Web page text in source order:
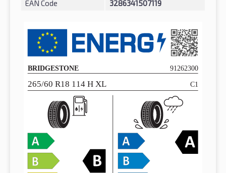
EAN Code 3286341507119